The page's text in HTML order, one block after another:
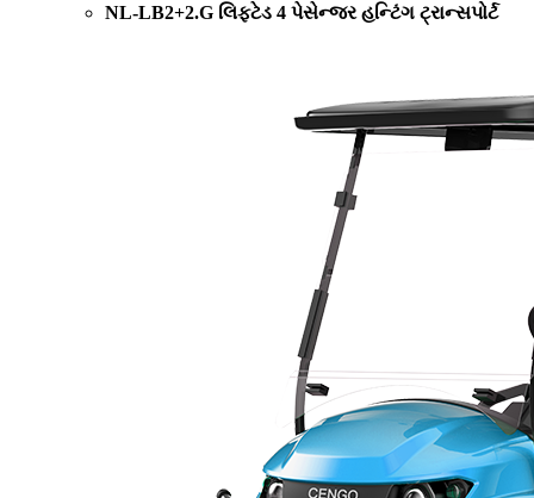
NL-LB2+2.G લિફ્ટેડ 4 પેસેન્જર હન્ટિંગ ટ્રાન્સપોર્ટ